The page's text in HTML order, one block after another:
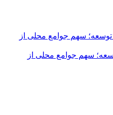
سهم جوامع محلی از